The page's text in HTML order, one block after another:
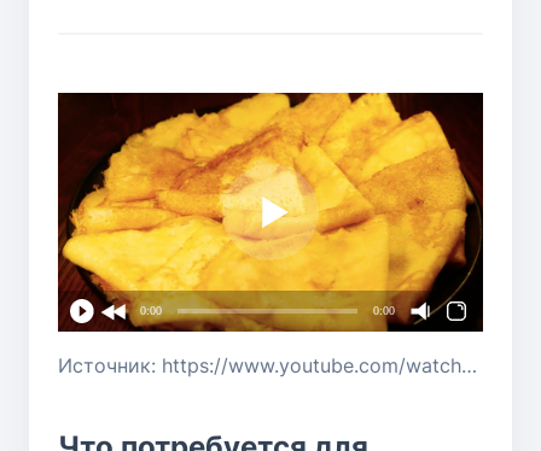
0:00 0:00
Источник: https://www.youtube.com/watch?v=pS2YlB5uKqQ